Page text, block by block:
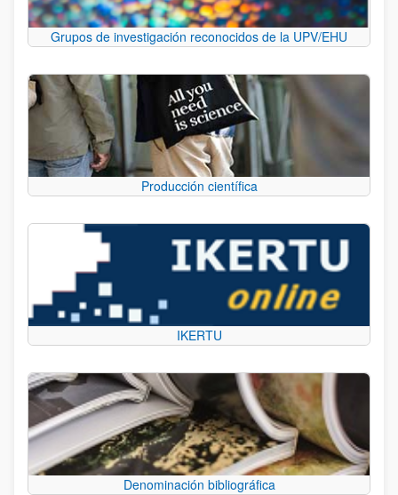
Grupos de investigación reconocidos de la UPV/EHU
Producción científica
IKERTU
Denominación bibliográfica